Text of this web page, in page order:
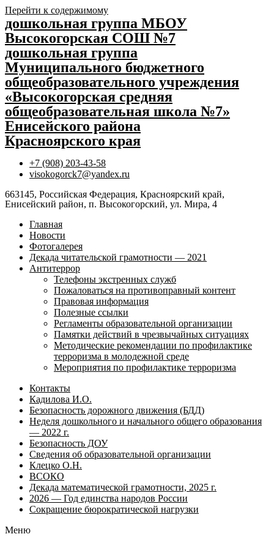
Перейти к содержимому
дошкольная группа МБОУ
Высокогорская СОШ №7
дошкольная группа
Муниципального бюджетного
общеобразовательного учреждения
«Высокогорская средняя
общеобразовательная школа №7»
Енисейского района
Красноярского края
+7 (908) 203-43-58
visokogorck7@yandex.ru
663145, Российская Федерация, Красноярский край,
Енисейский район, п. Высокогорский, ул. Мира, 4
Главная
Новости
Фотогалерея
Декада читательской грамотности — 2021
Антитеррор
Телефоны экстренных служб
Пожаловаться на противоправный контент
Правовая информация
Полезные ссылки
Регламенты образовательной организации
Памятки действий в чрезвычайных ситуациях
Методические рекомендации по профилактике
терроризма в молодежной среде
Мероприятия по профилактике терроризма
Контакты
Кадилова И.О.
Безопасность дорожного движения (БДД)
Неделя дошкольного и начального общего образования
— 2022 г.
Безопасность ДОУ
Сведения об образовательной организации
Клецко О.Н.
ВСОКО
Декада математической грамотности, 2025 г.
2026 — Год единства народов России
Сокращение бюрократической нагрузки
Меню